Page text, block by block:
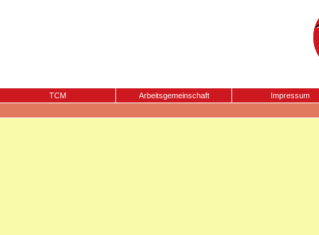
TCM Arbeitsgemeinschaft Impressum